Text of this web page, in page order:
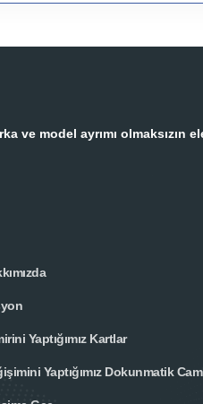
ve model ayrımı olmaksızın
Yaptığımız Kartlar
Yaptığımız Dokunmatik